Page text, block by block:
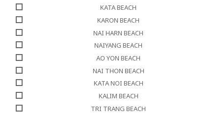
KATA BEACH
KARON BEACH
NAI HARN BEACH
NAIYANG BEACH
AO YON BEACH
NAI THON BEACH
KATA NOI BEACH
KALIM BEACH
TRI TRANG BEACH